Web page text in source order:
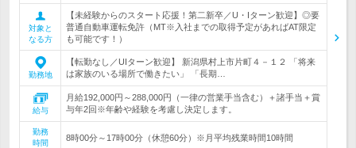
対象と
なる方
【未経験からのスタート応援！第二新卒／U・Iターン歓迎】◎要
普通自動車運転免許（MT※入社までの取得予定があればAT限定
も可能です！）
勤務地
【転勤なし／UIターン歓迎】 新潟県村上市片町４－１２ 「将来
は家族のいる場所で働きたい」 「長期…
給与
月給192,000円～288,000円（一律の営業手当含む）＋諸手当＋賞
与年2回※年齢や経験を考慮し決定します。
勤務
時間
8時00分～17時00分（休憩60分）※月平均残業時間10時間